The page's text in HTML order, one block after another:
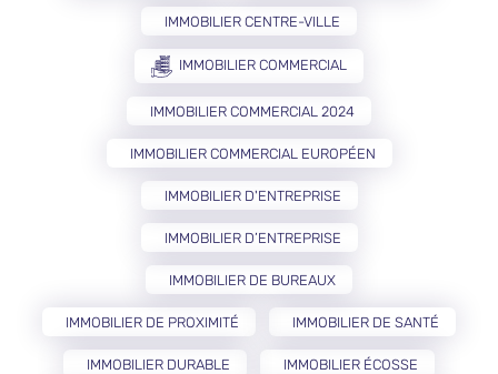
IMMOBILIER CENTRE-VILLE
IMMOBILIER COMMERCIAL
IMMOBILIER COMMERCIAL 2024
IMMOBILIER COMMERCIAL EUROPÉEN
IMMOBILIER D'ENTREPRISE
IMMOBILIER D’ENTREPRISE
IMMOBILIER DE BUREAUX
IMMOBILIER DE PROXIMITÉ IMMOBILIER DE SANTÉ
IMMOBILIER DURABLE IMMOBILIER ÉCOSSE